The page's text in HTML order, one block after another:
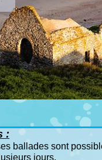
:
ballades sont
jours.